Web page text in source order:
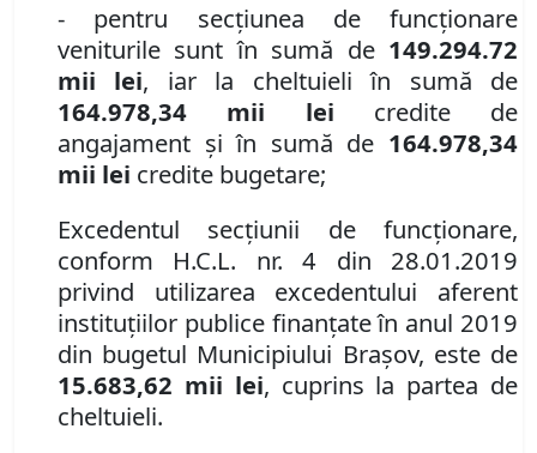
- pentru secţiunea de funcţionare
veniturile sunt în sumă de 149.294.72
mii lei, iar la cheltuieli în sumă de
164.978,34 mii lei credite de
angajament şi în sumă de 164.978,34
mii lei credite bugetare;
Excedentul secţiunii de funcţionare,
conform H.C.L. nr. 4 din 28.01.2019
privind utilizarea excedentului aferent
instituţiilor publice finanţate în anul 2019
din bugetul Municipiului Braşov, este de
15.683,62 mii lei, cuprins la partea de
cheltuieli.